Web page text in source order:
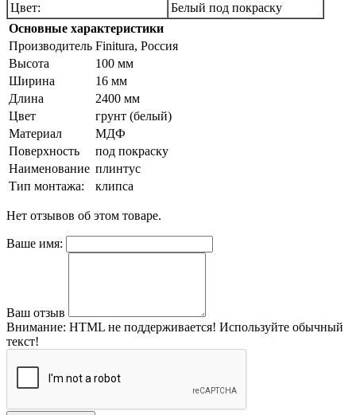
Цвет:
Белый под покраску
Основные характеристики
Производитель Finitura, Россия
Высота
100 мм
Ширина
16 мм
Длина
2400 мм
Цвет
грунт (белый)
Материал
МДФ
Поверхность
под покраску
Наименование плинтус
Тип монтажа:
клипса
Нет отзывов об этом товаре.
Ваше имя:
Ваш отзыв
Внимание: HTML не поддерживается! Используйте обычный
текст!